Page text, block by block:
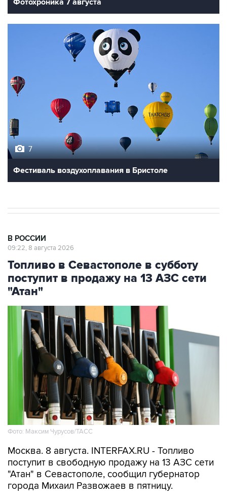
Фотохроника 7 августа
7
Фестиваль воздухоплавания в Бристоле
В РОССИИ
09:22, 8 августа 2026
Топливо в Севастополе в субботу
поступит в продажу на 13 АЗС сети
"Атан"
Фото: Максим Чурусов/ТАСС
Москва. 8 августа. INTERFAX.RU - Топливо
поступит в свободную продажу на 13 АЗС сети
"Атан" в Севастополе, сообщил губернатор
города Михаил Развожаев в пятницу.